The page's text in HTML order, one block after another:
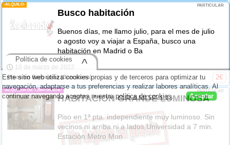
-ALQUILO- PARTICULAR
Busco habitación
Buenos días, me llamo julio, para el mes de julio
o agosto voy a viajar a España, busco una
habitación en Madrid o Ba
10 de marzo de 2022
Pisos en Barcelona(Barcelona) 2€
-ALQUILER DE TEMPORADA- PARTICULAR
HABITACION GRANDE LUMINOSA
Piso en 1ª pta. independiente muy luminoso. Sin
vecinos ni arriba ni a lados.Universidad a 7 min.
Estación Metro Mon
Este sitio web utiliza cookies propias y de terceros para optimizar tu
navegación, adaptarse a tus preferencias y realizar labores analíticas. Al
continuar navegando aceptas nuestrapolítica de cookies. Aceptar
Política de cookies ^